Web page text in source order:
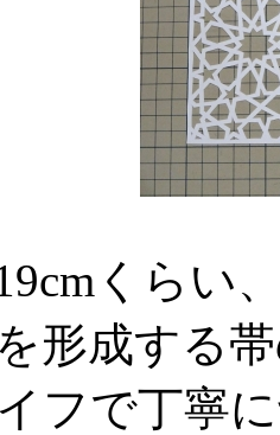
くらい
形成する
フで丁寧